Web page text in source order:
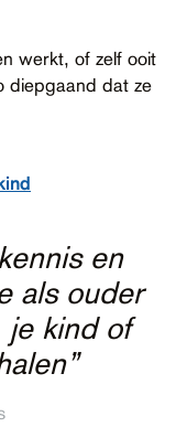
werkt, of zelf ooit
diepgaand dat ze
en
als ouder
je kind of
mooie
pijnlijk
nog eens